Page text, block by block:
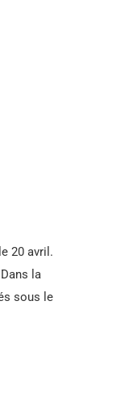
20 avril.
la
sous le